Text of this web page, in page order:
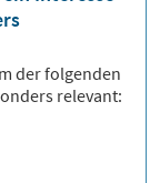
der folgenden
relevant: